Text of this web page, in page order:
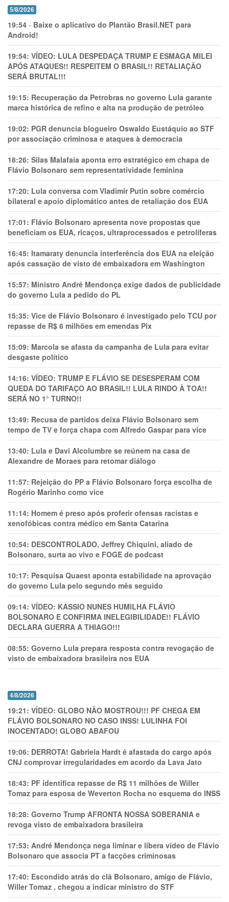
5/8/2026
19:54 - Baixe o aplicativo do Plantão Brasil.NET para
Android!
19:54: VÍDEO: LULA DESPEDAÇA TRUMP E ESMAGA MILEI
APÓS ATAQUES!! RESPEITEM O BRASIL!! RETALIAÇÃO
SERÁ BRUTAL!!!
19:15: Recuperação da Petrobras no governo Lula garante
marca histórica de refino e alta na produção de petróleo
19:02: PGR denuncia blogueiro Oswaldo Eustáquio ao STF
por associação criminosa e ataques à democracia
18:26: Silas Malafaia aponta erro estratégico em chapa de
Flávio Bolsonaro sem representatividade feminina
17:20: Lula conversa com Vladimir Putin sobre comércio
bilateral e apoio diplomático antes de retaliação dos EUA
17:01: Flávio Bolsonaro apresenta nove propostas que
beneficiam os EUA, ricaços, ultraprocessados e petrolíferas
16:45: Itamaraty denuncia interferência dos EUA na eleição
após cassação de visto de embaixadora em Washington
15:57: Ministro André Mendonça exige dados de publicidade
do governo Lula a pedido do PL
15:35: Vice de Flávio Bolsonaro é investigado pelo TCU por
repasse de R$ 6 milhões em emendas Pix
15:09: Marcola se afasta da campanha de Lula para evitar
desgaste político
14:16: VÍDEO: TRUMP E FLÁVIO SE DESESPERAM COM
QUEDA DO TARIFAÇO AO BRASIL!! LULA RINDO À TOA!!
SERÁ NO 1° TURNO!!
13:49: Recusa de partidos deixa Flávio Bolsonaro sem
tempo de TV e força chapa com Alfredo Gaspar para vice
13:40: Lula e Davi Alcolumbre se reúnem na casa de
Alexandre de Moraes para retomar diálogo
11:57: Rejeição do PP a Flávio Bolsonaro força escolha de
Rogério Marinho como vice
11:14: Homem é preso após proferir ofensas racistas e
xenofóbicas contra médico em Santa Catarina
10:54: DESCONTROLADO, Jeffrey Chiquini, aliado de
Bolsonaro, surta ao vivo e FOGE de podcast
10:17: Pesquisa Quaest aponta estabilidade na aprovação
do governo Lula pelo segundo mês seguido
09:14: VÍDEO: KASSIO NUNES HUMlLHA FLÁVIO
BOLSONARO E CONFIRMA INELEGIBILIDADE!! FLÁVIO
DECLARA GUERRA A THIAGO!!!
08:55: Governo Lula prepara resposta contra revogação de
visto de embaixadora brasileira nos EUA
4/8/2026
19:21: VÍDEO: GLOBO NÃO MOSTROU!!! PF CHEGA EM
FLÁVIO BOLSONARO NO CASO INSS! LULINHA FOI
INOCENTADO! GLOBO ABAFOU
19:06: DERROTA! Gabriela Hardt é afastada do cargo após
CNJ comprovar irregularidades em acordo da Lava Jato
18:43: PF identifica repasse de R$ 11 milhões de Willer
Tomaz para esposa de Weverton Rocha no esquema do INSS
18:28: Governo Trump AFRONTA NOSSA SOBERANIA e
revoga visto de embaixadora brasileira
17:53: André Mendonça nega liminar e libera vídeo de Flávio
Bolsonaro que associa PT a facções criminosas
17:40: Escondido atrás do clã Bolsonaro, amigo de Flávio,
Willer Tomaz , chegou a indicar ministro do STF